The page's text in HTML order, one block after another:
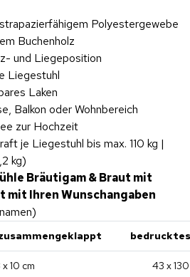
Polyestergewebe
Buchenholz
und Liegeposition
Liegestuhl
Laken
Balkon oder Wohnbereich
zur Hochzeit
je Liegestuhl bis max. 110 kg |
kg)
Bräutigam & Braut mit
mit Ihren Wunschangaben
x 10 cm 43 x